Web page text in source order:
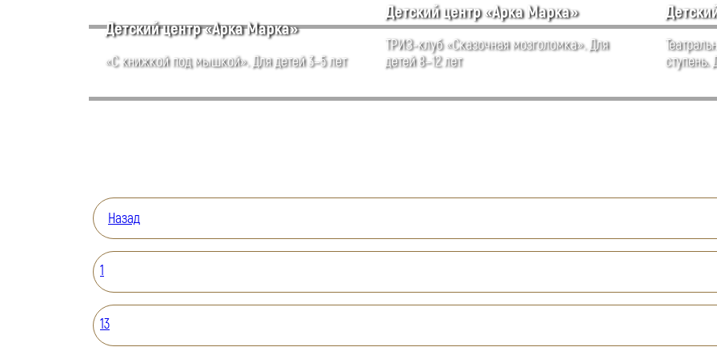
Детский центр «Арка Марка»
«С книжкой под мышкой». Для детей 3–5 лет
Детский центр «Арка Марка»
ТРИЗ-клуб «Сказочная мозголомка». Для
детей 8–12 лет
ступень.
Назад
1
13